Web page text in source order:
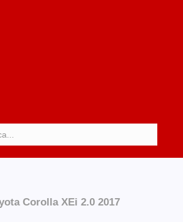
Corolla XEi 2.0 2017